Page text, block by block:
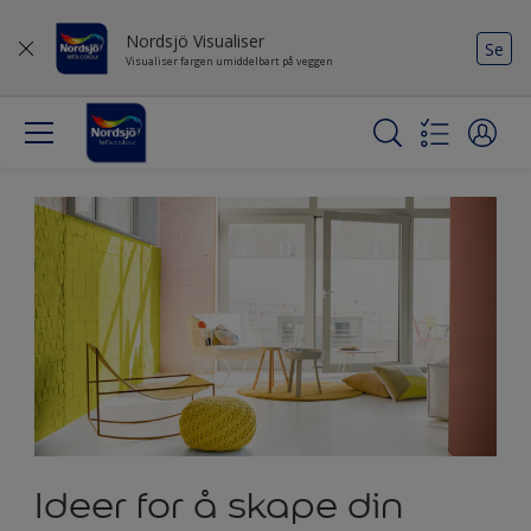
Nordsjö Visualiser
Visualiser fargen umiddelbart på veggen
Se
Ideer for å skape din